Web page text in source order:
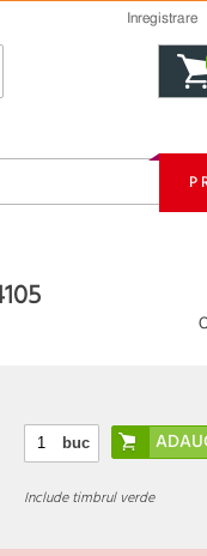
Inregistrare
buc
Include timbrul verde